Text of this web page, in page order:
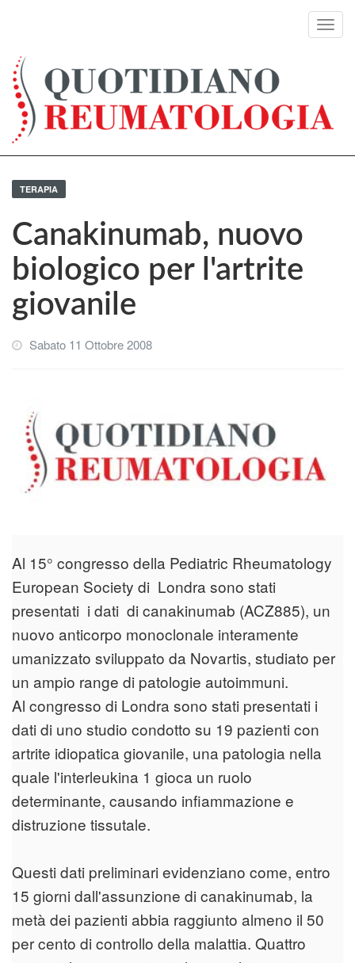
TERAPIA
Canakinumab, nuovo
biologico per l'artrite
giovanile
Sabato 11 Ottobre 2008
Al 15° congresso della Pediatric Rheumatology
European Society di Londra sono stati
presentati i dati di canakinumab (ACZ885), un
nuovo anticorpo monoclonale interamente
umanizzato sviluppato da Novartis, studiato per
un ampio range di patologie autoimmuni.
Al congresso di Londra sono stati presentati i
dati di uno studio condotto su 19 pazienti con
artrite idiopatica giovanile, una patologia nella
quale l'interleukina 1 gioca un ruolo
determinante, causando infiammazione e
distruzione tissutale.
Questi dati preliminari evidenziano come, entro
15 giorni dall'assunzione di canakinumab, la
metà dei pazienti abbia raggiunto almeno il 50
per cento di controllo della malattia. Quattro